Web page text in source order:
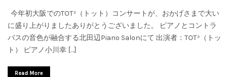
今年初大阪でのTOT³（トット）コンサートが、おかげさまで大い
に盛り上がりましたありがとうございました。 ピアノとコントラ
バスの音色が融合する北田辺Piano Salonにて 出演者：TOT³（トッ
ト） ピアノ小川幸 […]
Read More